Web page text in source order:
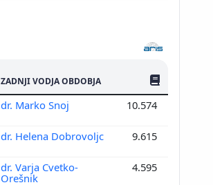
ZADNJI VODJA OBDOBJA ŠTEV.
dr. Marko Snoj 10.574
dr. Helena Dobrovoljc 9.615
dr. Varja Cvetko-
Orešnik
4.595